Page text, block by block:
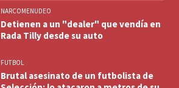
NARCOMENUDEO
Detienen a un "dealer" que vendía en
Rada Tilly desde su auto
FUTBOL
Brutal asesinato de un futbolista de